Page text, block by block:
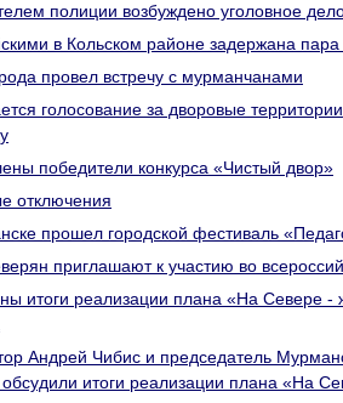
полиции возбуждено уголовное
в Кольском районе задержана пара
провел встречу с мурманчанами
голосование за дворовые
победители конкурса «Чистый двор»
отключения
прошел городской фестиваль
приглашают к участию во
итоги реализации плана «На Севере -
Андрей Чибис и председатель
итоги реализации плана «На